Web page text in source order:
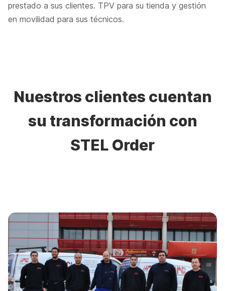
prestado a sus clientes. TPV para su tienda y gestión
en movilidad para sus técnicos.
Nuestros clientes cuentan
su transformación con
STEL Order